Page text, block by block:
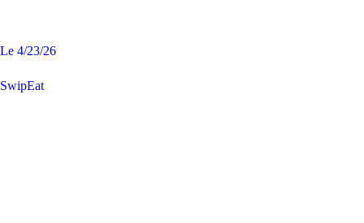
Le 4/23/26
SwipEat